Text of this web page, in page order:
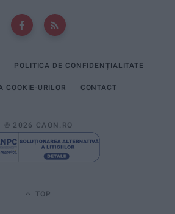
POLITICA DE CONFIDENȚIALITATE
COOKIE-URILOR CONTACT
© 2026 CAON.RO
TOP